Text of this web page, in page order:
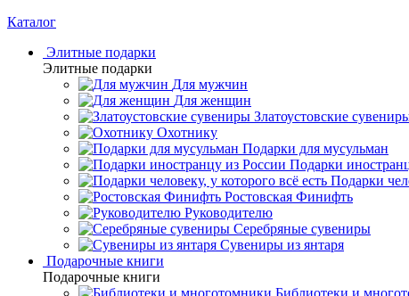
Каталог
Элитные подарки
Элитные подарки
Для мужчин
Для женщин
Златоустовские
Охотнику
Подарки для мусульман
Подарки
Подарки
Ростовская Финифть
Руководителю
Серебряные сувениры
Сувениры из янтаря
Подарочные книги
Подарочные книги
Библиотеки и